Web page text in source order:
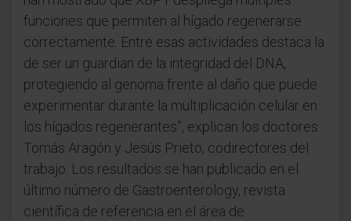
funciones que permiten al hígado regenerarse
correctamente. Entre esas actividades destaca la
de ser un guardian de la integridad del DNA,
protegiendo al genoma frente al daño que puede
experimentar durante la multiplicación celular en
los hígados regenerantes”, explican los doctores
Tomás Aragón y Jesús Prieto, codirectores del
trabajo. Los resultados se han publicado en el
último número de Gastroenterology, revista
científica de referencia en el área de